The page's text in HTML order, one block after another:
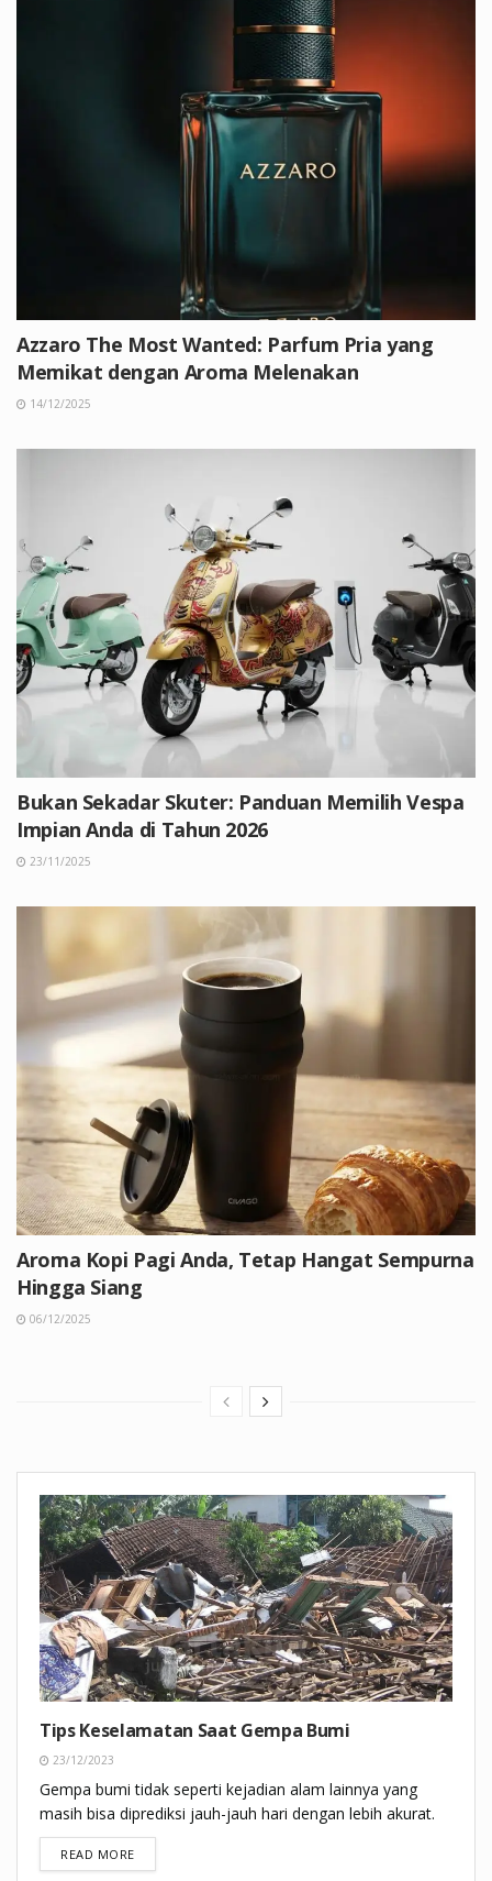
Azzaro The Most Wanted: Parfum Pria yang
Memikat dengan Aroma Melenakan
14/12/2025
Bukan Sekadar Skuter: Panduan Memilih Vespa
Impian Anda di Tahun 2026
23/11/2025
Aroma Kopi Pagi Anda, Tetap Hangat Sempurna
Hingga Siang
06/12/2025
Tips Keselamatan Saat Gempa Bumi
23/12/2023
Gempa bumi tidak seperti kejadian alam lainnya yang
masih bisa diprediksi jauh-jauh hari dengan lebih akurat.
READ MOREDETAILS